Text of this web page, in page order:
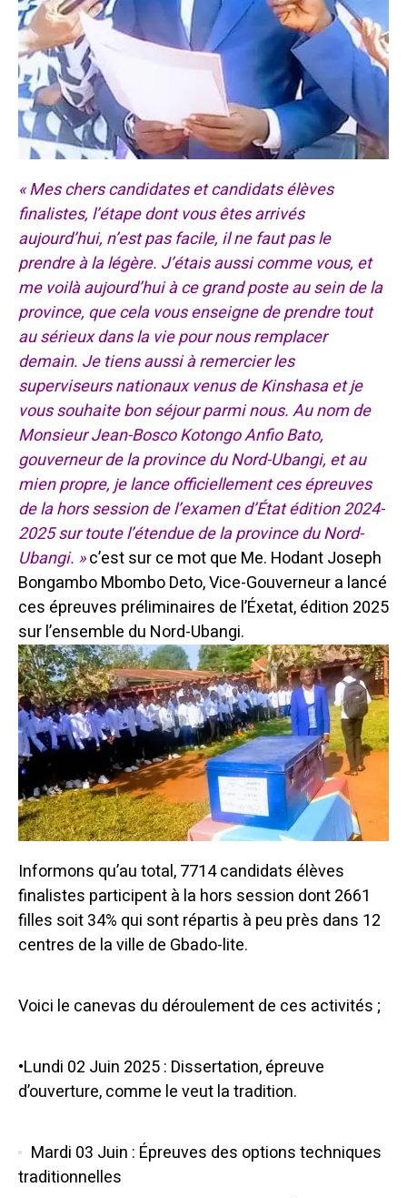
« Mes chers candidates et candidats élèves
finalistes, l’étape dont vous êtes arrivés
aujourd’hui, n’est pas facile, il ne faut pas le
prendre à la légère. J’étais aussi comme vous, et
me voilà aujourd’hui à ce grand poste au sein de la
province, que cela vous enseigne de prendre tout
au sérieux dans la vie pour nous remplacer
demain. Je tiens aussi à remercier les
superviseurs nationaux venus de Kinshasa et je
vous souhaite bon séjour parmi nous. Au nom de
Monsieur Jean-Bosco Kotongo Anfio Bato,
gouverneur de la province du Nord-Ubangi, et au
mien propre, je lance officiellement ces épreuves
de la hors session de l’examen d’État édition 2024-
2025 sur toute l’étendue de la province du Nord-
Ubangi. »c’est sur ce mot que Me. Hodant Joseph
Bongambo Mbombo Deto, Vice-Gouverneur a lancé
ces épreuves préliminaires de l’Éxetat, édition 2025
sur l’ensemble du Nord-Ubangi.
Informons qu’au total, 7714 candidats élèves
finalistes participent à la hors session dont 2661
filles soit 34% qui sont répartis à peu près dans 12
centres de la ville de Gbado-lite.
Voici le canevas du déroulement de ces activités ;
•Lundi 02 Juin 2025 : Dissertation, épreuve
d’ouverture, comme le veut la tradition.
Mardi 03 Juin : Épreuves des options techniques
traditionnelles